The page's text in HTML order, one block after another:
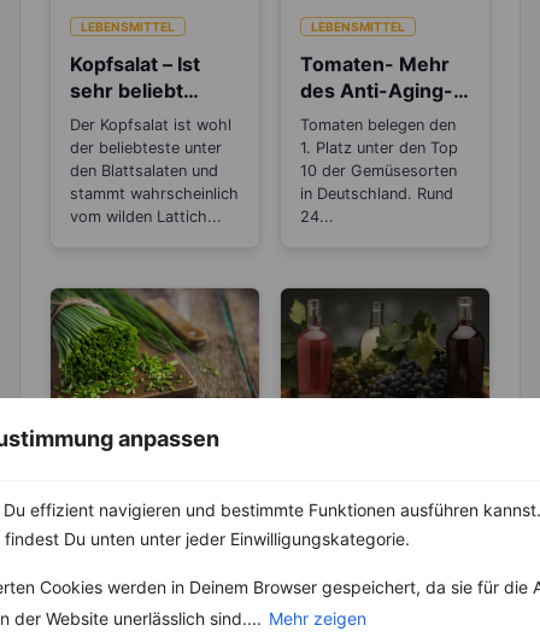
anpassen
effizient navigieren und bestimmte Funktionen ausführen
Du unten unter jeder Einwilligungskategorie.
Cookies werden in Deinem Browser gespeichert, da sie für die
der Website unerlässlich sind.... Mehr zeigen
LEBENSMITTEL
Kopfsalat – Ist
sehr beliebt
wegen seiner
beruhigenden
Wirkung
Der Kopfsalat ist wohl
der beliebteste unter
den Blattsalaten und
stammt wahrscheinlich
vom wilden Lattich...
LEBENSMITTEL
Tomaten- Mehr
des Anti-Aging-
Stoffs Lycopin
durchs
Einkochen?
Tomaten belegen den
1. Platz unter den Top
10 der Gemüsesorten
in Deutschland. Rund
24...
KRÄUTER & GEWÜRZE
Hilft mit seiner
antibakteriellen
Husten und
Erkältungen
Schnittlauch, auch
schoenoprasum“
genannt, ist ein
Weißweinessig –
zuckerärmere
Balsamico
Weinessige werden aus
Traubenwein
hergestellt. Die